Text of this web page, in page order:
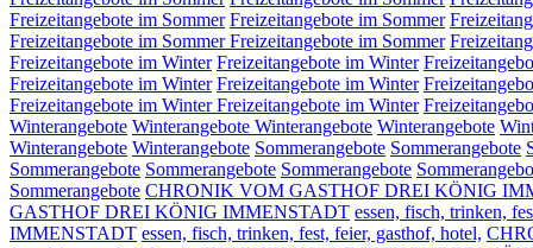
Freizeitangebote im Sommer Freizeitangebote im Sommer
Freizeitangebote im SommerFreizeitangebote im Sommer
Freizeitangebote im Winter Freizeitangebote im Winter
Freizeitangebote im Winter Freizeitangebote im Winter
Freizeitangebote im WinterFreizeitangebote im Winter
Winterangebote Winterangebote Winterangebote Winterangebote
Winterangebote Winterangebote Sommerangebote Sommerangebote
Sommerangebote Sommerangebote Sommerangebote
Sommerangebote CHRONIK VOM GASTHOF DREI KÖNIG
GASTHOF DREI KÖNIG IMMENSTADT essen, fisch, trinken,
IMMENSTADT essen, fisch, trinken, fest, feier, gasthof, hotel,